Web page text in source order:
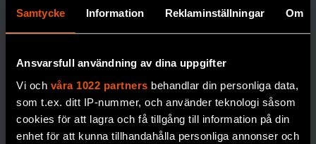
Samtycke Information Reklaminställningar Om
Ansvarsfull användning av dina uppgifter
Vi och våra 1022 partners behandlar din personliga data,
som t.ex. ditt IP-nummer, och använder teknologi såsom
cookies för att lagra och få tillgång till information på din
enhet för att kunna tillhandahålla personliga annonser och
Colemans
rapport om
skolan biter
ännu efter
Gallup
utmanade
bilden av
den folkliga